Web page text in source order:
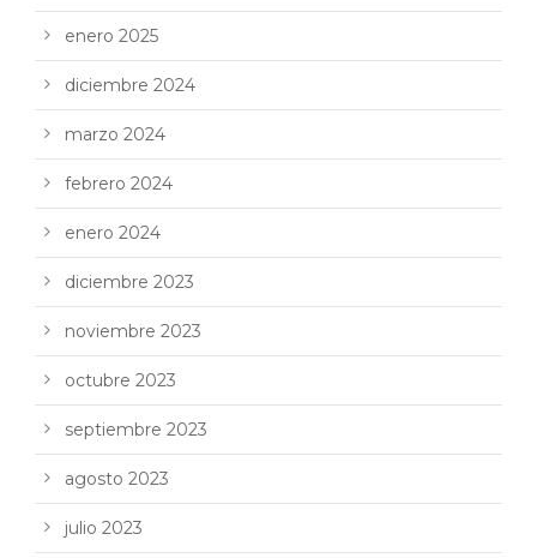
enero 2025
diciembre 2024
marzo 2024
febrero 2024
enero 2024
diciembre 2023
noviembre 2023
octubre 2023
septiembre 2023
agosto 2023
julio 2023